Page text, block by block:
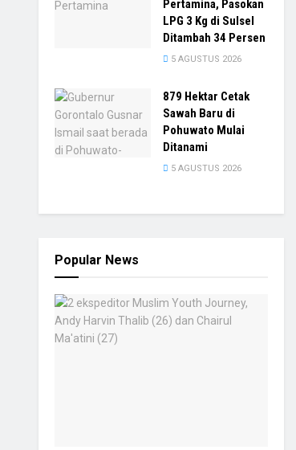
Pertamina, Pasokan
LPG 3 Kg di Sulsel
Ditambah 34 Persen
5 AGUSTUS 2026
879 Hektar Cetak
Sawah Baru di
Pohuwato Mulai
Ditanami
5 AGUSTUS 2026
Popular News